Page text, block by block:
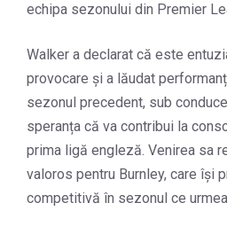
echipa sezonului din Premier
Walker a declarat că este
provocare și a lăudat
sezonul precedent, sub
speranța că va contribui la
prima ligă engleză. Venirea sa
valoros pentru Burnley, care își
competitivă în sezonul ce